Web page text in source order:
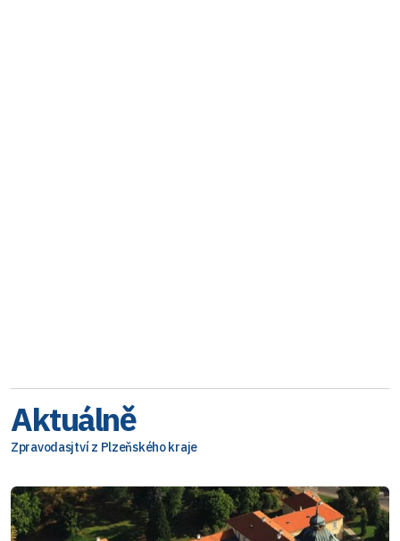
Aktuálně
Zpravodasjtví z Plzeňského kraje